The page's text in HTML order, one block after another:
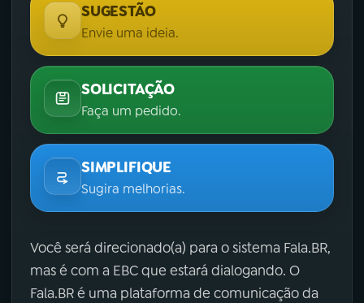
SUGESTÃO
Envie uma ideia.
SOLICITAÇÃO
Faça um pedido.
SIMPLIFIQUE
Sugira melhorias.
Você será direcionado(a) para o sistema Fala.BR,
mas é com a EBC que estará dialogando. O
Fala.BR é uma plataforma de comunicação da